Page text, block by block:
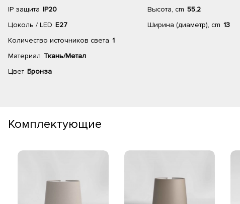
IP защита IP20
Цоколь / LED E27
Количество источников света 1
Материал Ткань/Метал
Цвет Бронза
Высота, cm 55,2
Ширина (диаметр), cm 13
Комплектующие